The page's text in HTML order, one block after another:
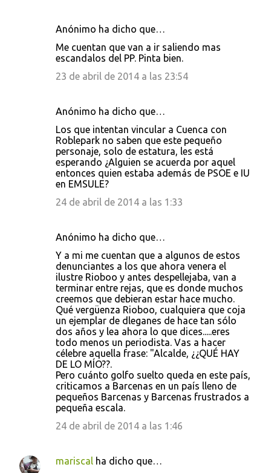
Anónimo ha dicho que…
Me cuentan que van a ir saliendo mas
escandalos del PP. Pinta bien.
23 de abril de 2014 a las 23:54
Anónimo ha dicho que…
Los que intentan vincular a Cuenca con
Roblepark no saben que este pequeño
personaje, solo de estatura, les está
esperando ¿Alguien se acuerda por aquel
entonces quien estaba además de PSOE e IU
en EMSULE?
24 de abril de 2014 a las 1:33
Anónimo ha dicho que…
Y a mi me cuentan que a algunos de estos
denunciantes a los que ahora venera el
ilustre Rioboo y antes despellejaba, van a
terminar entre rejas, que es donde muchos
creemos que debieran estar hace mucho.
Qué vergüenza Rioboo, cualquiera que coja
un ejemplar de dleganes de hace tan sólo
dos años y lea ahora lo que dices.....eres
todo menos un periodista. Vas a hacer
célebre aquella frase: "Alcalde, ¿¿QUÉ HAY
DE LO MÍO??.
Pero cuánto golfo suelto queda en este país,
criticamos a Barcenas en un país lleno de
pequeños Barcenas y Barcenas frustrados a
pequeña escala.
24 de abril de 2014 a las 1:46
mariscal ha dicho que…